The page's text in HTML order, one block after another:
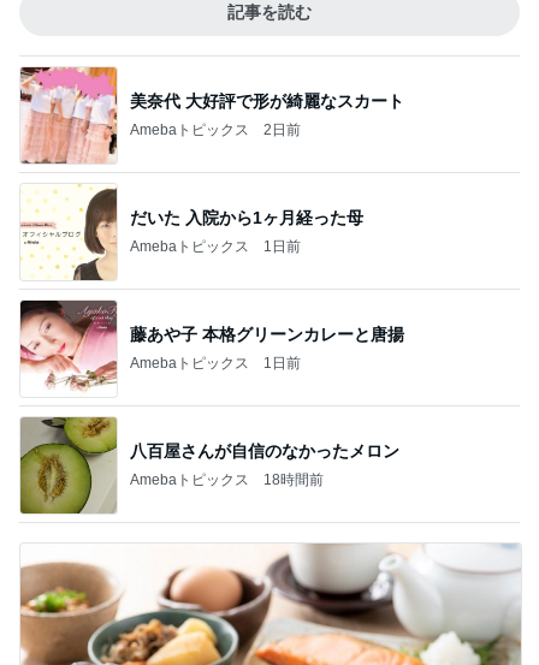
記事を読む
美奈代 大好評で形が綺麗なスカート
Amebaトピックス 2日前
だいた 入院から1ヶ月経った母
Amebaトピックス 1日前
藤あや子 本格グリーンカレーと唐揚
Amebaトピックス 1日前
八百屋さんが自信のなかったメロン
Amebaトピックス 18時間前